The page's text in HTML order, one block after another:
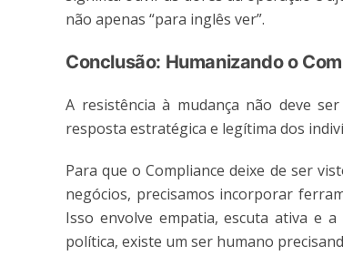
não apenas “para inglês ver”.
Conclusão: Humanizando o
A resistência à mudança não deve
resposta estratégica e legítima dos
Para que o Compliance deixe de ser
negócios, precisamos incorporar
Isso envolve empatia, escuta ativa e
política, existe um ser humano